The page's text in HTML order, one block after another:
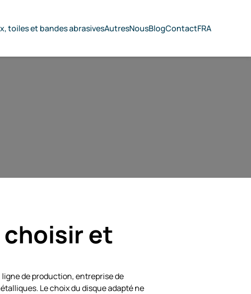
toiles et bandes abrasivesAutresNousBlogContactFRA
et
de production, entreprise de
Le choix du disque adapté ne